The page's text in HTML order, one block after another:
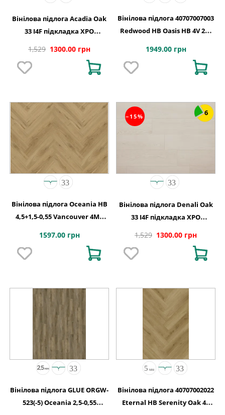
Вінілова підлога Acadia Oak
33 I4F підкладка XPO
1,529 1300.00 грн
Вінілова підлога 40707007003
Redwood HB Oasis HB 4V 2G-
1949.00 грн
Вінілова підлога Oceania HB
4,5+1,5-0,55 Vancouver 4MV
1597.00 грн
−15% 6
Вінілова підлога Denali Oak
33 I4F підкладка XPO
1,529 1300.00 грн
Вінілова підлога GLUE ORGW-
523(-5) Oceania 2,5-0,55
Вінілова підлога 40707002022
Eternal HB Serenity Oak 4V